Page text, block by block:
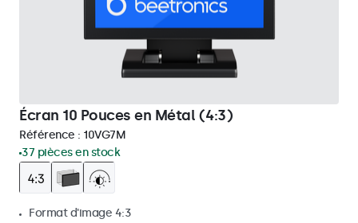
Écran 10 Pouces en Métal (4:3)
Référence : 10VG7M
37 pièces en stock
Format d'image 4:3